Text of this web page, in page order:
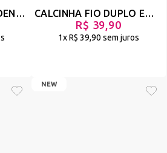
CALCINHA SÓ O FIO DENTAL EM RENDA E PÉROLAS COM REGULAGEM - EVIDENZA CALCINHA FIO DUPLO EM RENDA BICOLOR - SENSIBLE - PRETO/PRATA - REF 2854
R$ 39,90
1xR$ 39,90 sem juros
NEW